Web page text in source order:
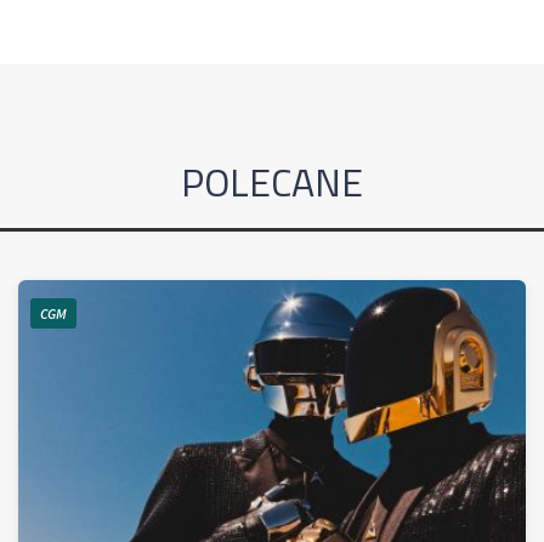
POLECANE
CGM